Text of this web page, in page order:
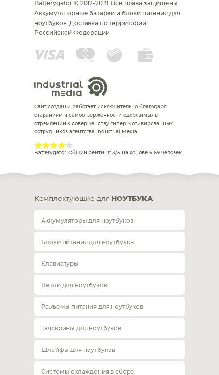
Batterygator © 2012-2019. Все права защищены.
Аккумуляторные батареи и блоки питания для
ноутбуков. Доставка по территории
Российской Федерации
Сайт создан и работает исключительно благодаря
стараниям и самоотверженности одержимых в
стремлении к совершенству гипер-мотивированных
сотрудников агентства Industrial Media
Batterygator. Общий рейтинг: 3/5 на основе 5169 человек.
Комплектующие для НОУТБУКА
Аккумуляторы для ноутбуков
Блоки питания для ноутбуков
Клавиатуры
Петли для ноутбуков
Разъемы питания для ноутбуков
Тачскрины для ноутбуков
Шлейфы для ноутбуков
Системы охлаждения в сборе